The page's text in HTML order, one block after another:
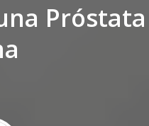
Próstata